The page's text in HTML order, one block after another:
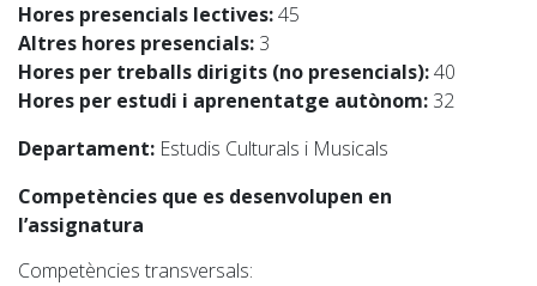
Hores presencials lectives:45
Altres hores presencials: 3
Hores per treballs dirigits (no presencials):40
Hores per estudi i aprenentatge autònom: 32
Departament: Estudis Culturals i Musicals
Competències que es desenvolupen en
l’assignatura
Competències transversals: